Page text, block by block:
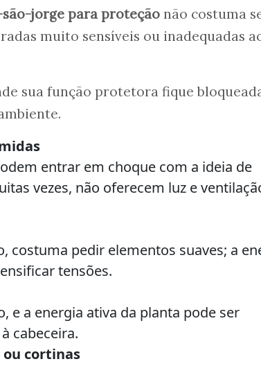
jorge para proteção não costuma
muito sensíveis ou inadequadas
sua função protetora fique
entrar em choque com a ideia de
vezes, não oferecem luz e
costuma pedir elementos suaves; a
tensões.
e a energia ativa da planta pode ser
cabeceira.
ou cortinas